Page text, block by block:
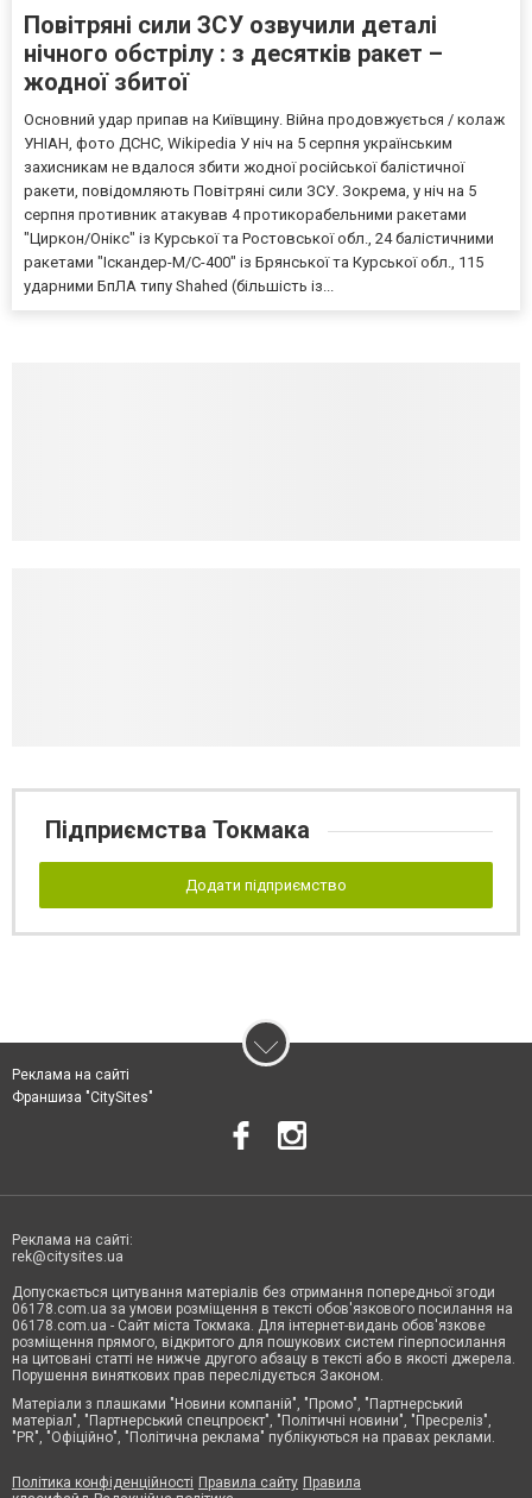
Повітряні сили ЗСУ озвучили деталі
нічного обстрілу : з десятків ракет –
жодної збитої
Основний удар припав на Київщину. Війна продовжується / колаж
УНІАН, фото ДСНС, Wikipedia У ніч на 5 серпня українським
захисникам не вдалося збити жодної російської балістичної
ракети, повідомляють Повітряні сили ЗСУ. Зокрема, у ніч на 5
серпня противник атакував 4 протикорабельними ракетами
"Циркон/Онікс" із Курської та Ростовської обл., 24 балістичними
ракетами "Іскандер-М/С-400" із Брянської та Курської обл., 115
ударними БпЛА типу Shahed (більшість із...
Підприємства Токмака
Додати підприємство
Реклама на сайті
Франшиза "CitySites"
Реклама на сайті:
rek@citysites.ua
Допускається цитування матеріалів без отримання попередньої згоди
06178.com.ua за умови розміщення в тексті обов'язкового посилання на
06178.com.ua - Сайт міста Токмака. Для інтернет-видань обов'язкове
розміщення прямого, відкритого для пошукових систем гіперпосилання
на цитовані статті не нижче другого абзацу в тексті або в якості джерела.
Порушення виняткових прав переслідується Законом.
Матеріали з плашками "Новини компаній", "Промо", "Партнерський
матеріал", "Партнерський спецпроєкт", "Політичні новини", "Пресреліз",
"PR", "Офіційно", "Політична реклама" публікуються на правах реклами.
Політика конфіденційності Правила сайту Правила